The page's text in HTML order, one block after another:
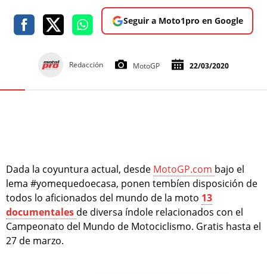
Seguir a Moto1pro en Google
Redacción MotoGP 22/03/2020
Dada la coyuntura actual, desde MotoGP.com bajo el
lema #yomequedoecasa, ponen tembíen disposición de
todos lo aficionados del mundo de la moto 13
documentales de diversa índole relacionados con el
Campeonato del Mundo de Motociclismo. Gratis hasta el
27 de marzo.